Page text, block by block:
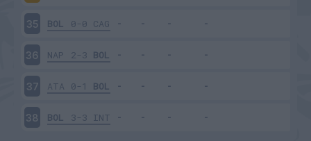
35 BOL 0-0 CAG
36 NAP 2-3 BOL
37 ATA 0-1 BOL
38 BOL 3-3 INT